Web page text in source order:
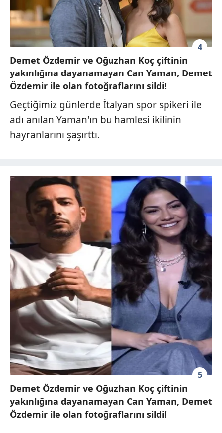
4
Demet Özdemir ve Oğuzhan Koç çiftinin
yakınlığına dayanamayan Can Yaman, Demet
Özdemir ile olan fotoğraflarını sildi!
Geçtiğimiz günlerde İtalyan spor spikeri ile
adı anılan Yaman'ın bu hamlesi ikilinin
hayranlarını şaşırttı.
5
Demet Özdemir ve Oğuzhan Koç çiftinin
yakınlığına dayanamayan Can Yaman, Demet
Özdemir ile olan fotoğraflarını sildi!